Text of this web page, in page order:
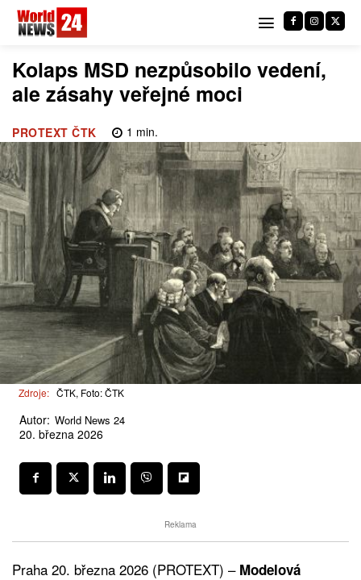
Kolaps MSD nezpůsobilo vedení,
ale zásahy veřejné moci
PROTEXT ČTK 1 min.
Zdroje: ČTK, Foto: ČTK
Autor: World News 24
20. března 2026
Reklama
Praha 20. března 2026 (PROTEXT) –Modelová